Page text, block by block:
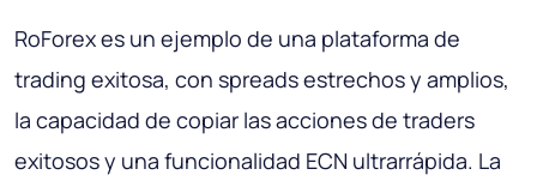
RoForex es un ejemplo de una plataforma de
trading exitosa, con spreads estrechos y amplios,
la capacidad de copiar las acciones de traders
exitosos y una funcionalidad ECN ultrarrápida. La